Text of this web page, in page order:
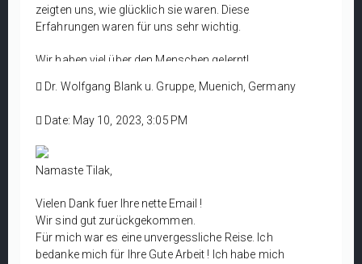
zeigten uns, wie glücklich sie waren. Diese
Erfahrungen waren für uns sehr wichtig.
Wir haben viel über den Menschen gelernt!
den netten Menschen!
Beste Grüße von Wolfgang, Tina und Sarah
München, Deutschland
Dr. Wolfgang Blank u. Gruppe, Muenich, Germany
Date: May 10, 2023, 3:05 PM
Namaste Tilak,
Vielen Dank fuer Ihre nette Email !
Wir sind gut zurückgekommen.
Für mich war es eine unvergessliche Reise. Ich
bedanke mich für Ihre Gute Arbeit ! Ich habe mich